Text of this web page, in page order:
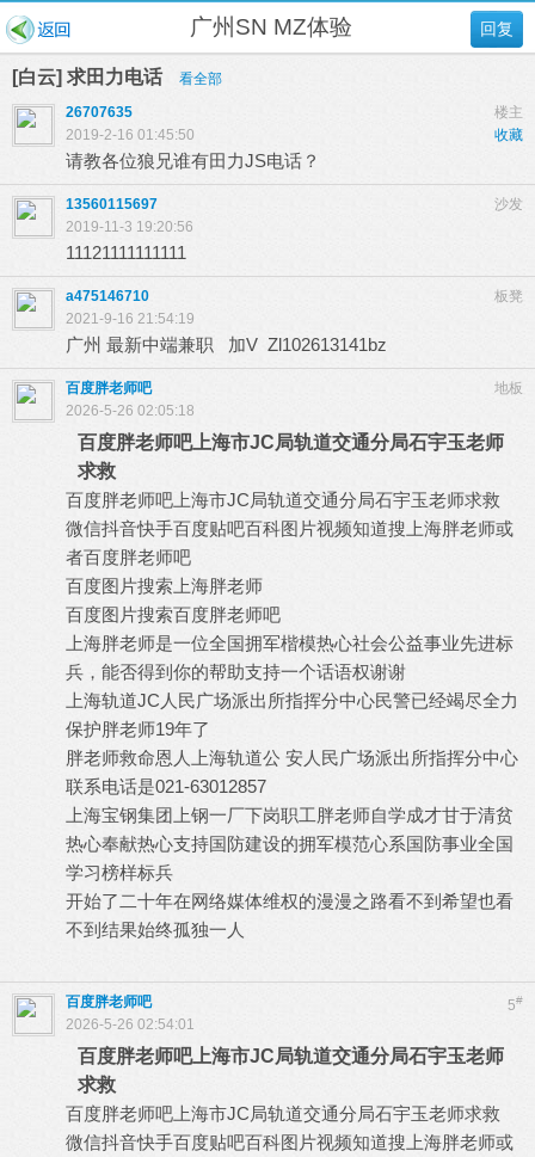
回复
广州SN MZ体验
[白云] 求田力电话
看全部
楼主
26707635
收藏
2019-2-16 01:45:50
请教各位狼兄谁有田力JS电话？
沙发
13560115697
2019-11-3 19:20:56
11121111111111
板凳
a475146710
2021-9-16 21:54:19
广州 最新中端兼职 加V Zl102613141bz
地板
百度胖老师吧
2026-5-26 02:05:18
百度胖老师吧上海市JC局轨道交通分局石宇玉老师
求救
百度胖老师吧上海市JC局轨道交通分局石宇玉老师求救
微信抖音快手百度贴吧百科图片视频知道搜上海胖老师或
者百度胖老师吧
百度图片搜索上海胖老师
百度图片搜索百度胖老师吧
上海胖老师是一位全国拥军楷模热心社会公益事业先进标
兵，能否得到你的帮助支持一个话语权谢谢
上海轨道JC人民广场派出所指挥分中心民警已经竭尽全力
保护胖老师19年了
胖老师救命恩人上海轨道公 安人民广场派出所指挥分中心
联系电话是021-63012857
上海宝钢集团上钢一厂下岗职工胖老师自学成才甘于清贫
热心奉献热心支持国防建设的拥军模范心系国防事业全国
学习榜样标兵
开始了二十年在网络媒体维权的漫漫之路看不到希望也看
不到结果始终孤独一人
5#
百度胖老师吧
2026-5-26 02:54:01
百度胖老师吧上海市JC局轨道交通分局石宇玉老师
求救
百度胖老师吧上海市JC局轨道交通分局石宇玉老师求救
微信抖音快手百度贴吧百科图片视频知道搜上海胖老师或